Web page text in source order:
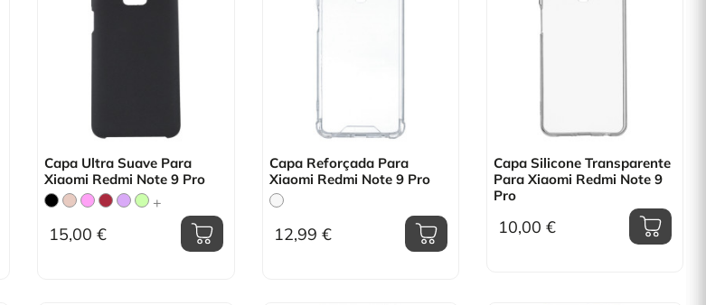
Capa Ultra Suave Para
Xiaomi Redmi Note 9 Pro
+
15,00 €
Capa Reforçada Para
Xiaomi Redmi Note 9 Pro
12,99 €
Capa Silicone Transparente
Para Xiaomi Redmi Note 9
Pro
10,00 €